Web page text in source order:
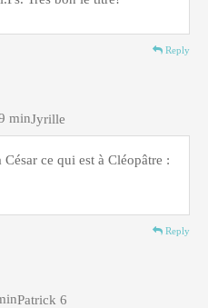
Reply
Jyrille
min
ce qui est à Cléopâtre :
Reply
Patrick 6